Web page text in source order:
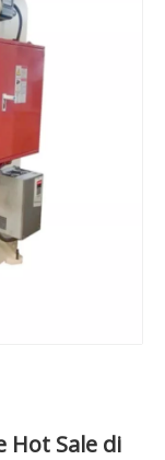
Hot Sale di